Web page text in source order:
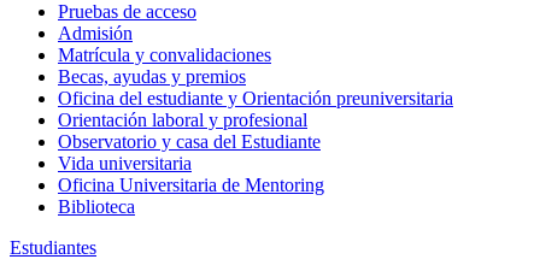
Pruebas de acceso
Admisión
Matrícula y convalidaciones
Becas, ayudas y premios
Oficina del estudiante y Orientación preuniversitaria
Orientación laboral y profesional
Observatorio y casa del Estudiante
Vida universitaria
Oficina Universitaria de Mentoring
Biblioteca
Estudiantes